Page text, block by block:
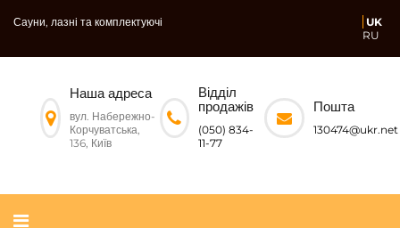
Сауни, лазні та комплектуючі
UK
RU
Наша адреса
вул. Набережно-
Корчуватська,
136, Київ
Відділ
продажів
(050) 834-
11-77
Пошта
130474@ukr.net